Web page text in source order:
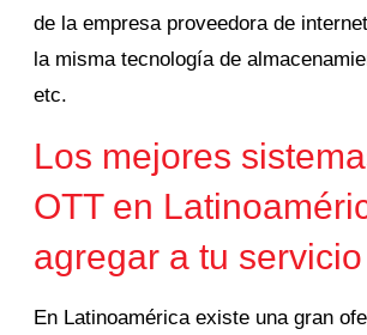
de la empresa proveedora de
la misma tecnología de
etc.
Los mejores
OTT en
agregar a tu
En Latinoamérica existe una gran